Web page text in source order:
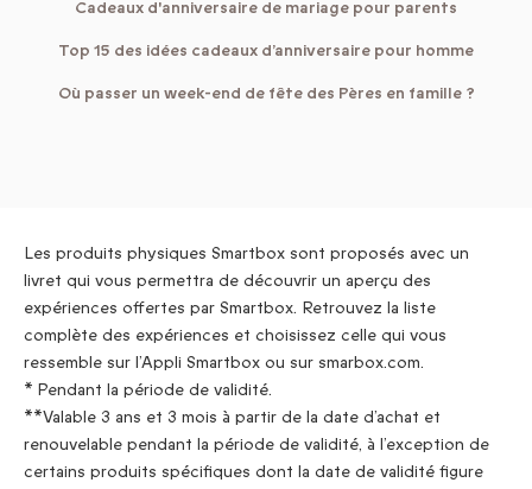
Cadeaux d'anniversaire de mariage pour parents
Top 15 des idées cadeaux d’anniversaire pour homme
Où passer un week-end de fête des Pères en famille ?
Les produits physiques Smartbox sont proposés avec un
livret qui vous permettra de découvrir un aperçu des
expériences offertes par Smartbox. Retrouvez la liste
complète des expériences et choisissez celle qui vous
ressemble sur l’Appli Smartbox ou sur smarbox.com.
* Pendant la période de validité.
**Valable 3 ans et 3 mois à partir de la date d’achat et
renouvelable pendant la période de validité, à l’exception de
certains produits spécifiques dont la date de validité figure